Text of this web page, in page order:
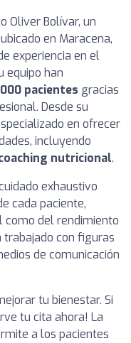
Oliver Bolívar, un
ubicado en Maracena,
experiencia en el
equipo han
pacientes gracias
Desde su
en ofrecer
incluyendo
nutricional.
exhaustivo
cada paciente,
como del rendimiento
trabajado con figuras
de comunicación
tu bienestar. Si
tu cita ahora! La
a los pacientes